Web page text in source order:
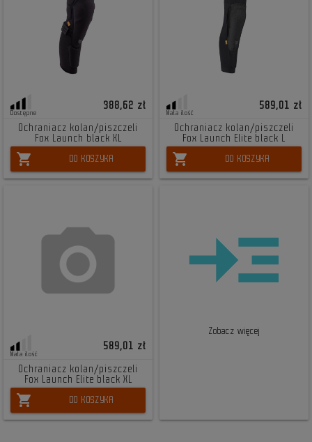
Dostępne
388,62 zł
Ochraniacz kolan/piszczeli
Fox Launch black XL
shopping_cart DO KOSZYKA
Mała ilość
589,01 zł
Ochraniacz kolan/piszczeli
Fox Launch Elite black L
shopping_cart DO KOSZYKA
Mała ilość
589,01 zł
Ochraniacz kolan/piszczeli
Fox Launch Elite black XL
shopping_cart DO KOSZYKA
Zobacz więcej